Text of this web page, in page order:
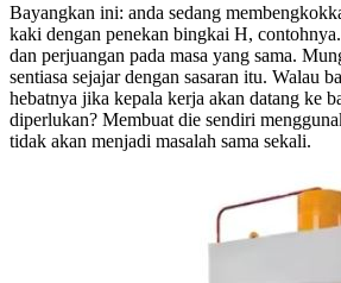
Bayangkan ini: anda sedang
kaki dengan penekan bingkai H,
dan perjuangan pada masa yang sama.
sentiasa sejajar dengan sasaran itu. Walau
hebatnya jika kepala kerja akan datang ke
diperlukan? Membuat die sendiri
tidak akan menjadi masalah sama sekali.